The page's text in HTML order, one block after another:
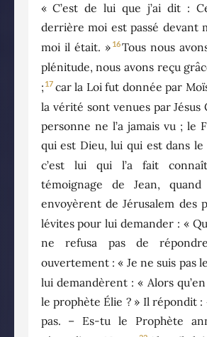
« C’est de lui que j’ai dit :
derrière moi est passé devant
moi il était. » 16Tous nous
plénitude, nous avons reçu
; 17 car la Loi fut donnée par
la vérité sont venues par Jésus
personne ne l’a jamais vu ; le
qui est Dieu, lui qui est dans le
c’est lui qui l’a fait
témoignage de Jean,
envoyèrent de Jérusalem des
lévites pour lui demander : «
ne refusa pas de
ouvertement : « Je ne suis pas
lui demandèrent : « Alors
le prophète Élie ? » Il répondit :
pas. – Es-tu le Prophète